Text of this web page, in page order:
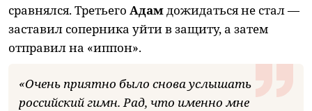
сравнялся. Третьего Адамдожидаться не стал —
заставил соперника уйти в защиту, а затем
отправил на «иппон».
«Очень приятно было снова услышать
российский гимн. Рад, что именно мне